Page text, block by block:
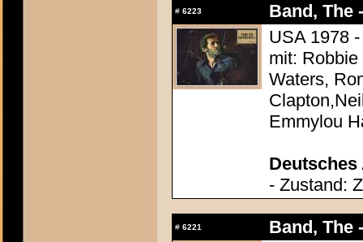
# 6223
Band, The
USA 1978
mit:
Waters,
Emmylou
Deutsches
- Zustand:
# 6221
Band, The